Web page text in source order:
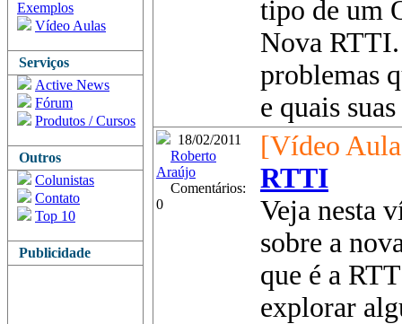
Exemplos
Vídeo Aulas
Serviços
Active News
Fórum
Produtos / Cursos
Outros
Colunistas
Contato
Top 10
Publicidade
tipo de um
Nova
problemas
e quais
18/02/2011
Roberto
Araújo
Comentários:
0
[Vídeo
RTTI
Veja nesta
sobre a
que é a
explorar